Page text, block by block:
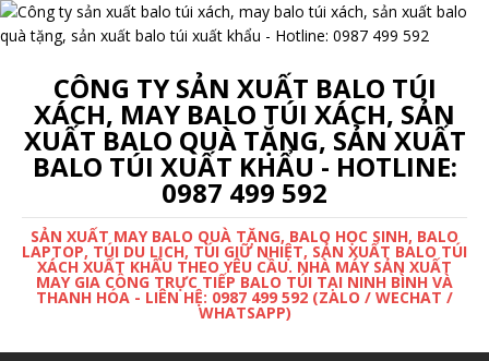
CÔNG TY SẢN XUẤT BALO TÚI
XÁCH, MAY BALO TÚI XÁCH, SẢN
XUẤT BALO QUÀ TẶNG, SẢN XUẤT
BALO TÚI XUẤT KHẨU - HOTLINE:
0987 499 592
SẢN XUẤT MAY BALO QUÀ TẶNG, BALO HỌC SINH, BALO
LAPTOP, TÚI DU LỊCH, TÚI GIỮ NHIỆT, SẢN XUẤT BALO TÚI
XÁCH XUẤT KHẨU THEO YÊU CẦU. NHÀ MÁY SẢN XUẤT
MAY GIA CÔNG TRỰC TIẾP BALO TÚI TẠI NINH BÌNH VÀ
THANH HÓA - LIÊN HỆ: 0987 499 592 (ZALO / WECHAT /
WHATSAPP)